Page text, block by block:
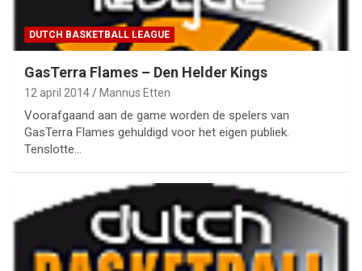
DUTCH BASKETBALL LEAGUE
GasTerra Flames – Den Helder Kings
12 april 2014 Mannus Etten
Voorafgaand aan de game worden de spelers van
GasTerra Flames gehuldigd voor het eigen publiek.
Tenslotte…